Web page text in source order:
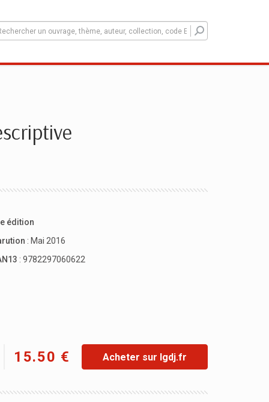
édition
: Mai 2016
: 9782297060622
15.50 € Acheter sur lgdj.fr